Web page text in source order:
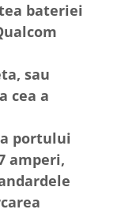
bateriei
sau
cea a
portului
amperi,